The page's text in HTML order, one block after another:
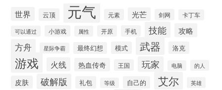
世界 云顶 元气 元素 光芒 剑网 卡丁车
可以通过 小游戏 属性 开原 手机 技能 攻略
方舟 星际争霸 最终幻想 模式 武器 洛克
游戏 火线 热血传奇 王国 玩家 电脑 的人
皮肤 破解版 礼包 等级 自己的 艾尔 英雄